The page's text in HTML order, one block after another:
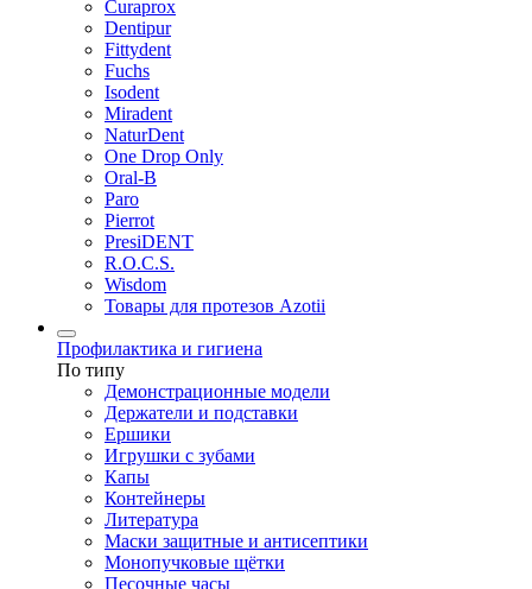
Curaprox
Dentipur
Fittydent
Fuchs
Isodent
Miradent
NaturDent
One Drop Only
Oral-B
Paro
Pierrot
PresiDENT
R.O.C.S.
Wisdom
Товары для протезов Azotii
Профилактика и гигиена
По типу
Демонстрационные модели
Держатели и подставки
Ершики
Игрушки с зубами
Капы
Контейнеры
Литература
Маски защитные и антисептики
Монопучковые щётки
Песочные часы